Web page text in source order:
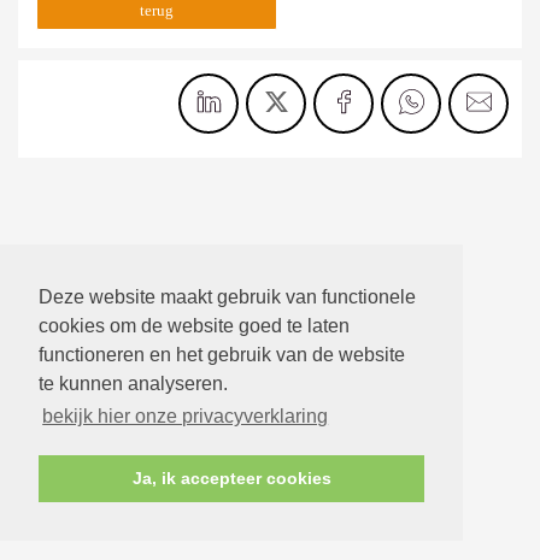
Deze website maakt gebruik van functionele
cookies om de website goed te laten
functioneren en het gebruik van de website
te kunnen analyseren.
bekijk hier onze privacyverklaring
Ja, ik accepteer cookies
terug